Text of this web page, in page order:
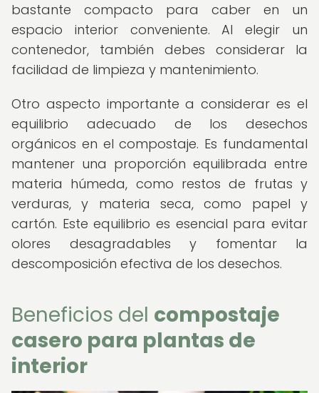
bastante compacto para caber en un
espacio interior conveniente. Al elegir un
contenedor, también debes considerar la
facilidad de limpieza y mantenimiento.
Otro aspecto importante a considerar es el
equilibrio adecuado de los desechos
orgánicos en el compostaje. Es fundamental
mantener una proporción equilibrada entre
materia húmeda, como restos de frutas y
verduras, y materia seca, como papel y
cartón. Este equilibrio es esencial para evitar
olores desagradables y fomentar la
descomposición efectiva de los desechos.
Beneficios del compostaje
casero para plantas de
interior